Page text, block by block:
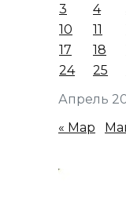
Апрель
3
4
10
11
17
18
24
25
« Мар